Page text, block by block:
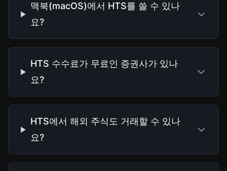
맥북(macOS)에서 HTS를 쓸 수 있나
요?
HTS 수수료가 무료인 증권사가 있나
요?
HTS에서 해외 주식도 거래할 수 있나
요?